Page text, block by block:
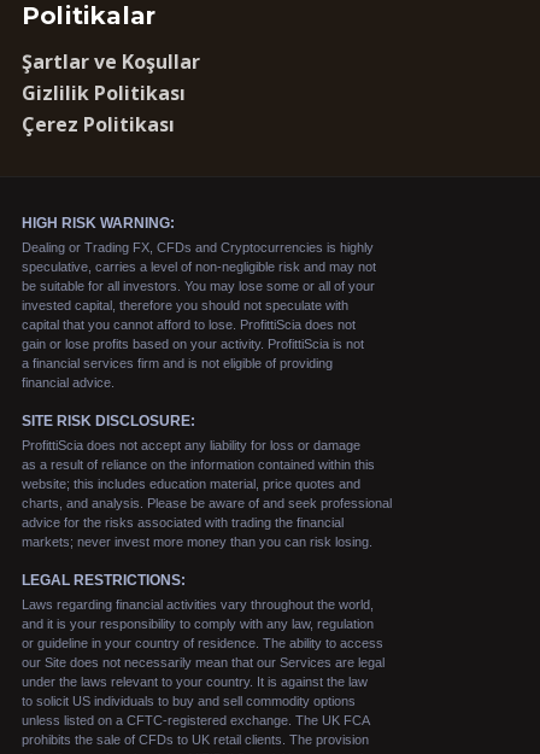
Politikalar
Şartlar ve Koşullar
Gizlilik Politikası
Çerez Politikası